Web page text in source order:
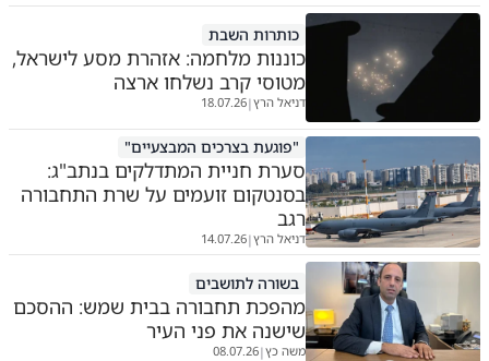
כותרות השבת
כוננות מלחמה: אזהרת מסע לישראל,
מטוסי קרב נשלחו ארצה
דניאל הרץ|
18.07.26
"פוגעת בצרכים המבצעיים"
סערת חניית המתדלקים בנתב"ג:
בסנטקום זועמים על שרת התחבורה
רגב
דניאל הרץ|
14.07.26
בשורה לתושבים
מהפכת תחבורה בבית שמש: ההסכם
שישנה את פני העיר
משה כץ|
08.07.26